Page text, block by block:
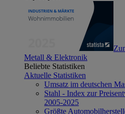
Metall & Elektronik
Beliebte Statistiken
Aktuelle Statistiken
Umsatz im deutschen
Stahl - Index zur
2005-2025
Größte